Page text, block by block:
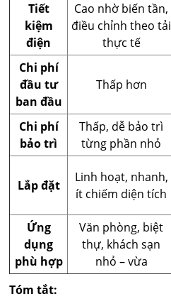
Tiết
kiệm
điện
Cao nhờ biến tần,
điều chỉnh theo tải
thực tế
Chi phí
đầu tư
ban đầu
Thấp hơn
Chi phí
bảo trì
Thấp, dễ bảo trì
từng phần nhỏ
Lắp đặt
Linh hoạt, nhanh,
ít chiếm diện tích
Ứng
dụng
phù hợp
Văn phòng, biệt
thự, khách sạn
nhỏ – vừa
Tóm tắt: